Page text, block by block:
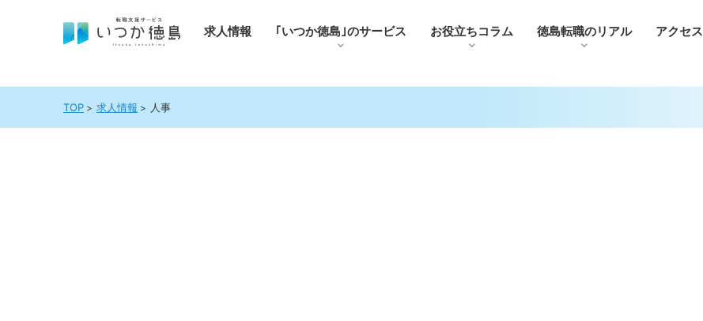
求人情報 ｢いつか徳島｣のサービス お役⽴ちコラム 徳島転職のリアル アクセス
TOP 求人情報 人事